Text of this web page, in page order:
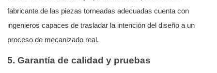
fabricante de las piezas torneadas adecuadas cuenta con
ingenieros capaces de trasladar la intención del diseño a un
proceso de mecanizado real.
5. Garantía de calidad y pruebas